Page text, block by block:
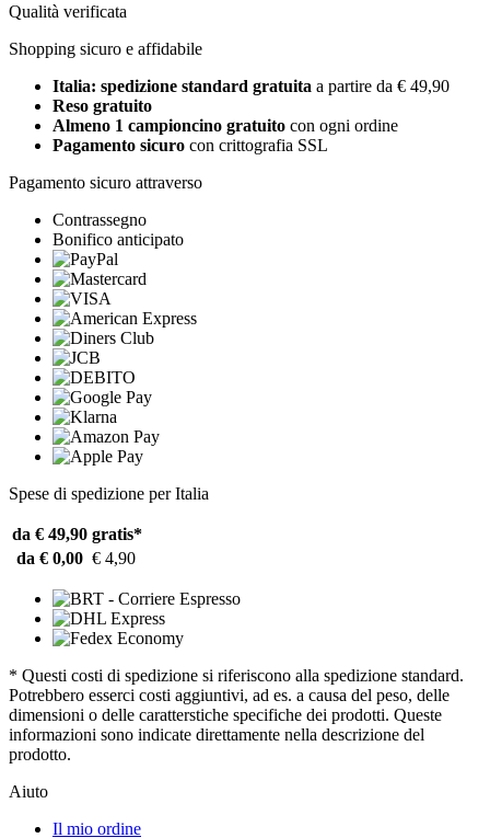
Qualità verificata
Shopping sicuro e affidabile
Italia: spedizione standard gratuita a partire da € 49,90
Reso gratuito
Almeno 1 campioncino gratuito con ogni ordine
Pagamento sicuro con crittografia SSL
Pagamento sicuro attraverso
Contrassegno
Bonifico anticipato
Spese di spedizione per Italia
da € 49,90 gratis*
da € 0,00 € 4,90
* Questi costi di spedizione si riferiscono alla spedizione standard.
Potrebbero esserci costi aggiuntivi, ad es. a causa del peso, delle
dimensioni o delle caratterstiche specifiche dei prodotti. Queste
informazioni sono indicate direttamente nella descrizione del
prodotto.
Aiuto
Il mio ordine